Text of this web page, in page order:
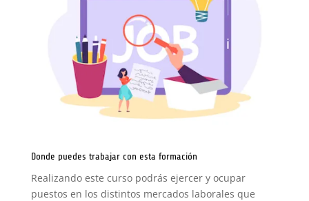
Donde puedes trabajar con esta formación
Realizando este curso podrás ejercer y ocupar
puestos en los distintos mercados laborales que